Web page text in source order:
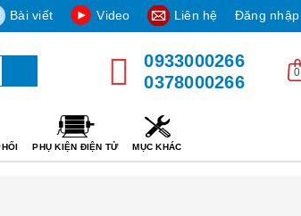
Bài viết Video Liên hệ Đăng nhập
0933000266
0378000266
0
PHỤ KIỆN ĐIỆN TỬ MỤC KHÁC